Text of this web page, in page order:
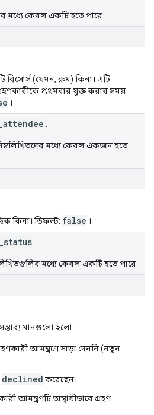
মধ্যে কেবল একটি হতে পারে:
রিসোর্স (যেমন, রুম) কিনা। এটি
প্রথমবার যুক্ত করার সময়
।
মধ্যে কেবল একজন হতে
কিনা। ডিফল্ট: false ।
মধ্যে কেবল একটি হতে পারে:
সম্ভাব্য মানগুলো হলো:
আমন্ত্রণে সাড়া দেননি (নতুন
declined করেছেন।
আমন্ত্রণটি অস্থায়ীভাবে গ্রহণ